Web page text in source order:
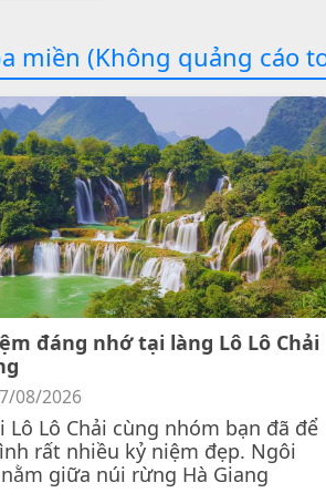
miền (Không quảng cáo
đáng nhớ tại làng Lô Lô Chải
08/2026
Lô Lô Chải cùng nhóm bạn đã để
rất nhiều kỷ niệm đẹp. Ngôi
giữa núi rừng Hà Giang